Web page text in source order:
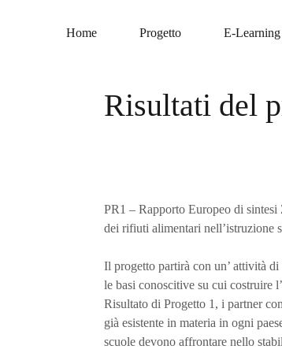
Home Progetto E-
Risultati del
PR1 – Rapporto Europeo di
dei rifiuti alimentari nell’istruzione
Il progetto partirà con un’ attività
le basi conoscitive su cui costruire
Risultato di Progetto 1, i partner
già esistente in materia in ogni
scuole devono affrontare nello